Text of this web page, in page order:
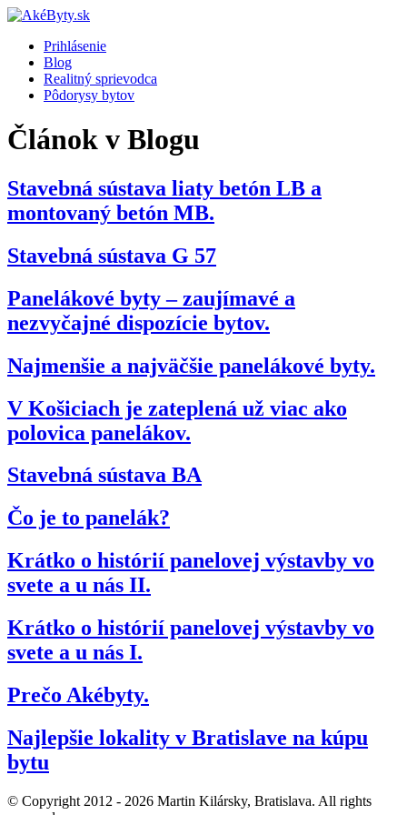
Prihlásenie
Blog
Realitný sprievodca
Pôdorysy bytov
Článok v Blogu
Stavebná sústava liaty betón LB a
montovaný betón MB.
Stavebná sústava G 57
Panelákové byty – zaujímavé a
nezvyčajné dispozície bytov.
Najmenšie a najväčšie panelákové byty.
V Košiciach je zateplená už viac ako
polovica panelákov.
Stavebná sústava BA
Čo je to panelák?
Krátko o histórií panelovej výstavby vo
svete a u nás II.
Krátko o histórií panelovej výstavby vo
svete a u nás I.
Prečo Akébyty.
Najlepšie lokality v Bratislave na kúpu
bytu
© Copyright 2012 - 2026 Martin Kilársky, Bratislava. All rights